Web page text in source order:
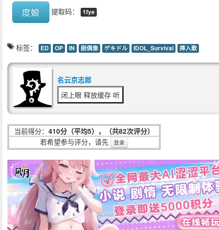
度娘 提取码： 1fye
标签： ED OP IN 剧偶像 ゲキドル IDOL_Survival 挿入歌
名云京志郎
闭上眼 释放缓存 听
当前得分： 410分（平均5），（共82次评分）
若希望参与评分，请先
登录